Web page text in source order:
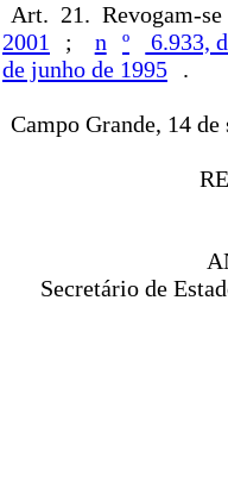
Art. 21. Revogam-
2001
; n º 6.933,
de junho de 1995
.
Campo Grande, 14
Secretário de